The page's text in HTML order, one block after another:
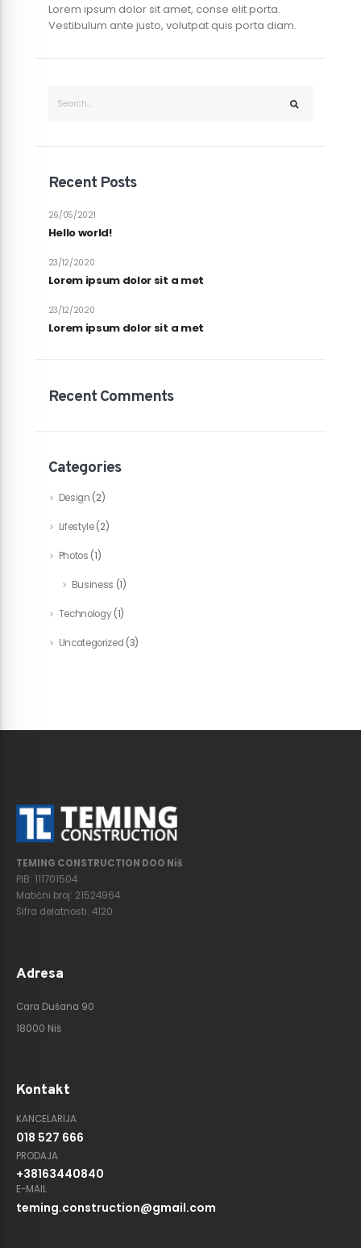
Lorem ipsum dolor sit amet, conse elit porta.
Vestibulum ante justo, volutpat quis porta diam.
Recent Posts
Hello world!
26/05/2021
Lorem ipsum dolor sit a met
23/12/2020
Lorem ipsum dolor sit a met
23/12/2020
Recent Comments
Categories
Design (2)
Lifestyle(2)
Photos (1)
Business (1)
Technology(1)
Uncategorized (3)
TEMING CONSTRUCTION DOO Niš
PIB: 111701504
Matični broj: 21524964
Šifra delatnosti: 4120
Adresa
Cara Dušana 90
18000 Niš
Kontakt
KANCELARIJA
018 527 666
PRODAJA
+38163440840
E-MAIL
teming.construction@gmail.com